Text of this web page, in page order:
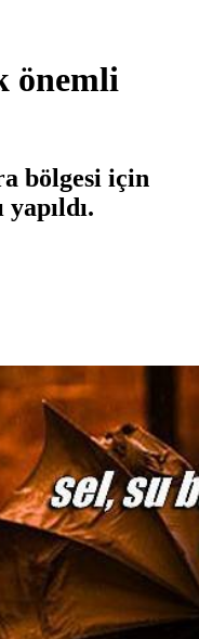
önemli
bölgesi için